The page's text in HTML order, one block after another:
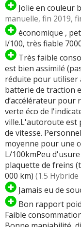
Jolie en couleur
manuelle, fin 2019,
économique ,
l/100, très fiable
Très faible
est bien assimilé
réduite pour utiliser
batterie de traction
d’accélérateur pour
verte éco de
ville.L'autoroute est
de vitesse.
moyenne pour une
L/100kmPeu
plaquette de freins
000 km) (1.5 Hybride
Jamais eu de
Bon rapport
Faible